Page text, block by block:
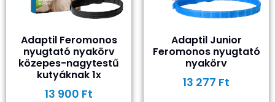
Adaptil Feromonos
nyugtató nyakörv
közepes-nagytestű
kutyáknak 1x
13 900 Ft
Adaptil Junior
Feromonos nyugtató
nyakörv
13 277 Ft